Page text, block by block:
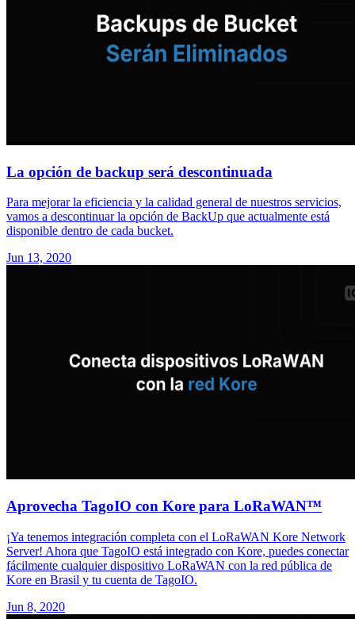
La opción de backup será descontinuada
Para mejorar la eficiencia y la calidad general de nuestros servicios,
vamos a descontinuar la opción de BackUp que actualmente está
disponible dentro de cada bucket.
Jun 13, 2020
Aprovecha TagoIO con Kore para LoRaWAN™
¡Ya tenemos integración completa con el LoRaWAN Kore Network
Server! Ahora que TagoIO está integrado con Kore, puedes conectar
fácilmente cualquier dispositivo LoRaWAN con la red pública de
Kore en Brasil y tu cuenta de TagoIO.
Jun 8, 2020